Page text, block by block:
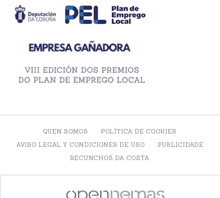
QUEN SOMOS
POLÍTICA DE COOKIES
AVISO LEGAL Y CONDICIONES DE USO
PUBLICIDADE
RECUNCHOS DA COSTA